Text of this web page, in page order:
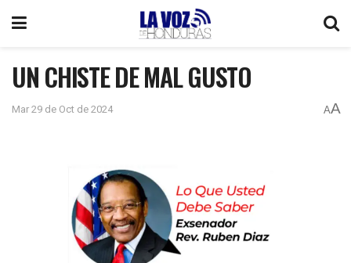
UN CHISTE DE MAL GUSTO
Mar 29 de Oct de 2024 AA